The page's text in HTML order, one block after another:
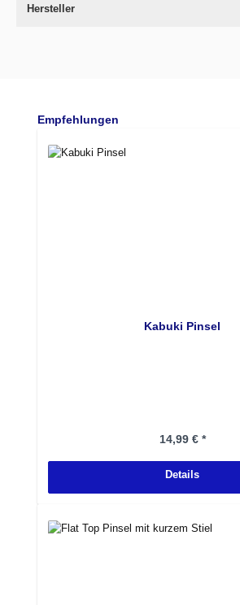
Hersteller
Produktgalerie überspringen
Empfehlungen
Kabuki Pinsel
Regulärer Preis:
14,99 € *
Details